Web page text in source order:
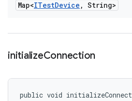
Map<ITestDevice , String>
initializeConnection
public void